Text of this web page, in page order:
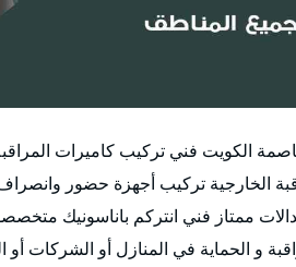
الكويت فني تركيب كاميرات
الخارجية تركيب أجهزة حضور
ممتاز فني انتركم باناسونيك
و الحماية في المنازل أو الشركات